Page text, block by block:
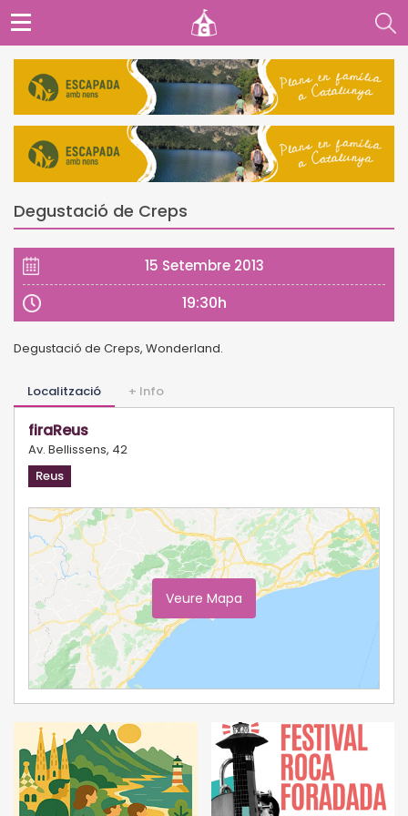
Degustació de Creps
15 Setembre 2013
19:30h
Degustació de Creps, Wonderland.
Localització + Info
firaReus
Av. Bellissens, 42
Reus
Veure Mapa